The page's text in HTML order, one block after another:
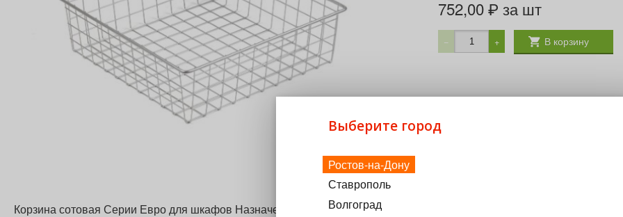
752,00 ₽ за шт
− + В корзину
Корзина сотовая Серии Евро для шкафов Назначение: хранение белья Комплектующие: Прищепка и Крышка
Выберите город
Ростов-на-Дону
Ставрополь
Волгоград